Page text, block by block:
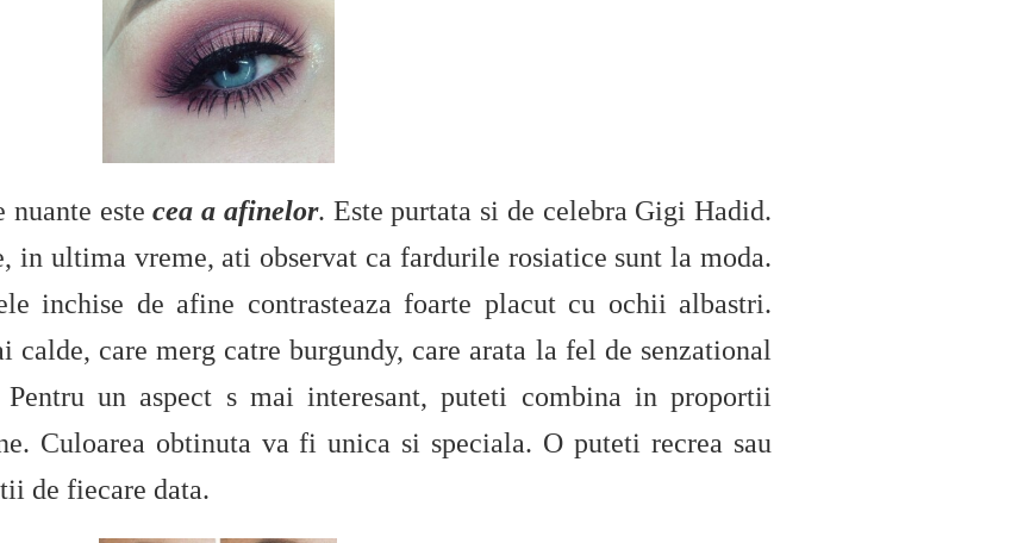
nuante estecea a afinelor. Este purtata si de celebra Gigi Hadid.
in ultima vreme, ati observat ca fardurile rosiatice sunt la moda.
inchise de afine contrasteaza foarte placut cu ochii albastri.
calde, care merg catre burgundy, care arata la fel de senzational
un aspect s mai interesant, puteti combina in proportii
Culoarea obtinuta va fi unica si speciala. O puteti recrea sau
de fiecare data.